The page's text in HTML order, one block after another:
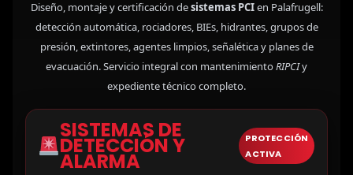
Diseño, montaje y certificación desistemas PCIen Palafrugell:
detección automática, rociadores, BIEs, hidrantes, grupos de
presión, extintores, agentes limpios, señalética y planes de
evacuación. Servicio integral con mantenimientoRIPCIy
expediente técnico completo.
SISTEMAS DE
DETECCIÓN Y
ALARMA
PROTECCIÓN
ACTIVA